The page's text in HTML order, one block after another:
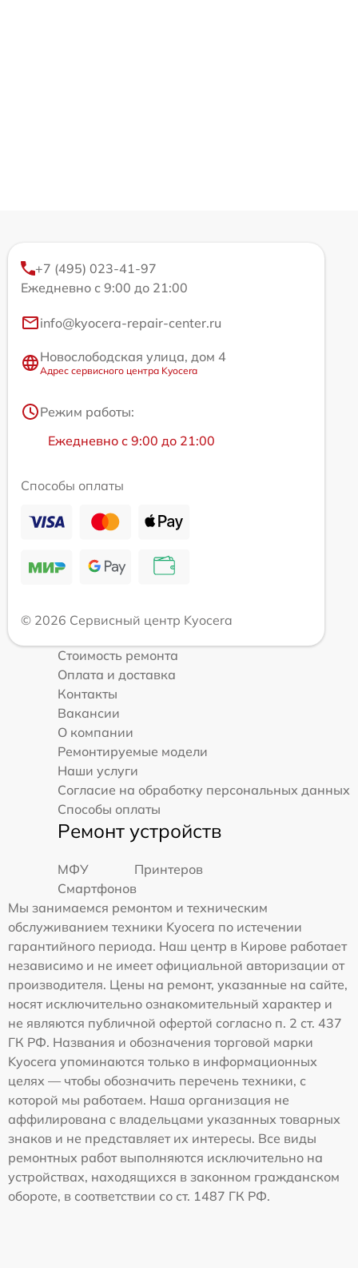
+7 (495) 023-41-97
Ежедневно с 9:00 до 21:00
info@kyocera-repair-center.ru
Новослободская улица, дом 4
Адрес сервисного центра Kyocera
Режим работы:
Ежедневно с 9:00 до 21:00
Способы оплаты
© 2026 Сервисный центр Kyocera
Стоимость ремонта
Оплата и доставка
Контакты
Вакансии
О компании
Ремонтируемые модели
Наши услуги
Согласие на обработку персональных данных
Способы оплаты
Ремонт устройств
МФУ
Принтеров
Смартфонов
Мы занимаемся ремонтом и техническим
обслуживанием техники Kyocera по истечении
гарантийного периода. Наш центр в Кирове работает
независимо и не имеет официальной авторизации от
производителя. Цены на ремонт, указанные на сайте,
носят исключительно ознакомительный характер и
не являются публичной офертой согласно п. 2 ст. 437
ГК РФ. Названия и обозначения торговой марки
Kyocera упоминаются только в информационных
целях — чтобы обозначить перечень техники, с
которой мы работаем. Наша организация не
аффилирована с владельцами указанных товарных
знаков и не представляет их интересы. Все виды
ремонтных работ выполняются исключительно на
устройствах, находящихся в законном гражданском
обороте, в соответствии со ст. 1487 ГК РФ.